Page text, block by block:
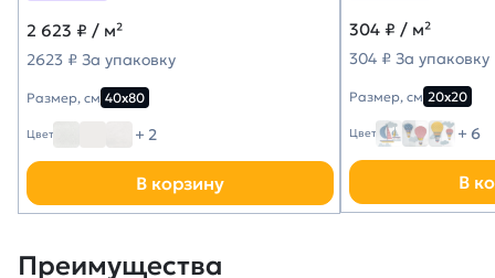
2 623 ₽ / м²
2623 ₽ За упаковку
Размер, см 40х80
Цвет + 2
В корзину
304 ₽ / м²
304 ₽ За упаковку
Размер, см 20х20
Цвет + 6
В
Преимущества